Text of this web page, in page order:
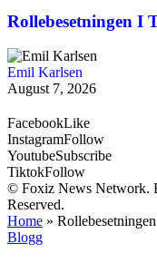
Rollebesetningen I
Emil Karlsen
August 7, 2026
FacebookLike
InstagramFollow
YoutubeSubscribe
TiktokFollow
© Foxiz News Network.
Reserved.
Home »
Blogg